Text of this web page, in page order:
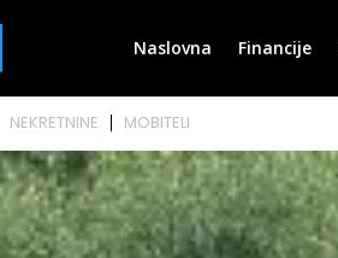
Naslovna Financije